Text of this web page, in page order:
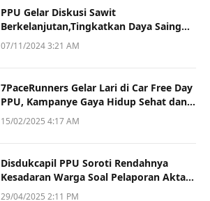
PPU Gelar Diskusi Sawit
Berkelanjutan,Tingkatkan Daya Saing
dan Kualitas
07/11/2024 3:21 AM
7PaceRunners Gelar Lari di Car Free Day
PPU, Kampanye Gaya Hidup Sehat dan
Dukung UMKM
15/02/2025 4:17 AM
Disdukcapil PPU Soroti Rendahnya
Kesadaran Warga Soal Pelaporan Akta
Kematian
29/04/2025 2:11 PM